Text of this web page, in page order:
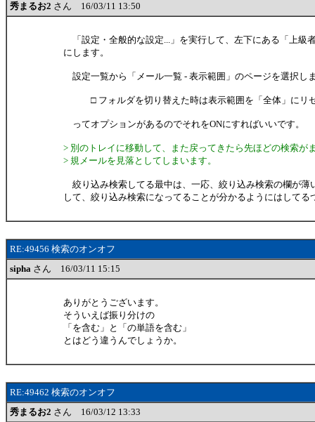
秀まるお2 さん 16/03/11 13:50
「設定・全般的な設定...」を実行して、左下にある「上級
にします。
設定一覧から「メール一覧 - 表示範囲」のページを選択し
□ フォルダを切り替えた時は表示範囲を「全体」にリ
ってオプションがあるのでそれをONにすればいいです。
> 別のトレイに移動して、また戻ってきたら先ほどの検索が
> 規メールを見落としてしまいます。
絞り込み検索してる最中は、一応、絞り込み検索の欄が薄
して、絞り込み検索になってることが分かるようにはしてる
RE:49456 検索のオンオフ
sipha さん 16/03/11 15:15
ありがとうございます。
そういえば振り分けの
「を含む」と「の単語を含む」
とはどう違うんでしょうか。
RE:49462 検索のオンオフ
秀まるお2 さん 16/03/12 13:33